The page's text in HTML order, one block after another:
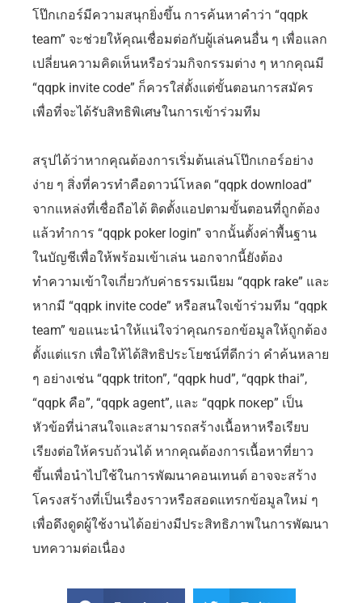
โป๊กเกอร์มีความสนุกยิ่งขึ้น การค้นหาคำว่า “qqpk
team” จะช่วยให้คุณเชื่อมต่อกับผู้เล่นคนอื่น ๆ เพื่อแลก
เปลี่ยนความคิดเห็นหรือร่วมกิจกรรมต่าง ๆ หากคุณมี
“qqpk invite code” ก็ควรใส่ตั้งแต่ขั้นตอนการสมัคร
เพื่อที่จะได้รับสิทธิพิเศษในการเข้าร่วมทีม
สรุปได้ว่าหากคุณต้องการเริ่มต้นเล่นโป๊กเกอร์อย่าง
ง่าย ๆ สิ่งที่ควรทำคือดาวน์โหลด “qqpk download”
จากแหล่งที่เชื่อถือได้ ติดตั้งแอปตามขั้นตอนที่ถูกต้อง
แล้วทำการ “qqpk poker login” จากนั้นตั้งค่าพื้นฐาน
ในบัญชีเพื่อให้พร้อมเข้าเล่น นอกจากนี้ยังต้อง
ทำความเข้าใจเกี่ยวกับค่าธรรมเนียม “qqpk rake” และ
หากมี “qqpk invite code” หรือสนใจเข้าร่วมทีม “qqpk
team” ขอแนะนำให้แน่ใจว่าคุณกรอกข้อมูลให้ถูกต้อง
ตั้งแต่แรก เพื่อให้ได้สิทธิประโยชน์ที่ดีกว่า คำค้นหลาย
ๆ อย่างเช่น “qqpk triton”, “qqpk hud”, “qqpk thai”,
“qqpk คือ”, “qqpk agent”, และ “qqpk покер” เป็น
หัวข้อที่น่าสนใจและสามารถสร้างเนื้อหาหรือเรียบ
เรียงต่อให้ครบถ้วนได้ หากคุณต้องการเนื้อหาที่ยาว
ขึ้นเพื่อนำไปใช้ในการพัฒนาคอนเทนต์ อาจจะสร้าง
โครงสร้างที่เป็นเรื่องราวหรือสอดแทรกข้อมูลใหม่ ๆ
เพื่อดึงดูดผู้ใช้งานได้อย่างมีประสิทธิภาพในการพัฒนา
บทความต่อเนื่อง